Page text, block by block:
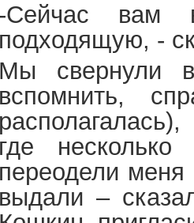
-Сейчас вам
подходящую, -
Мы свернули
вспомнить,
где
переодели меня
выдали –